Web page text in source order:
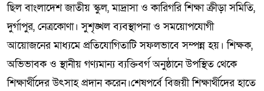
ছিল বাংলাদেশ জাতীয় স্কুল, মাদ্রাসা ও কারিগরি শিক্ষা ক্রীড়া সমিতি,
দুর্গাপুর, নেত্রকোণা। সুশৃঙ্খল ব্যবস্থাপনা ও সময়োপযোগী
আয়োজনের মাধ্যমে প্রতিযোগিতাটি সফলভাবে সম্পন্ন হয়। শিক্ষক,
অভিভাবক ও স্থানীয় গণ্যমান্য ব্যক্তিবর্গ অনুষ্ঠানে উপস্থিত থেকে
শিক্ষার্থীদের উৎসাহ প্রদান করেন।শেষপর্বে বিজয়ী শিক্ষার্থীদের হাতে